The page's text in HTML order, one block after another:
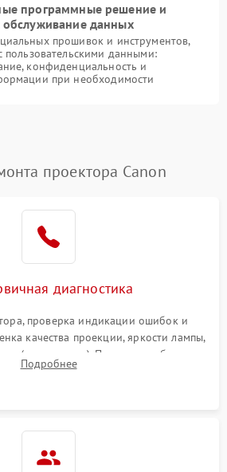
программные решение и
обслуживание данных
прошивок и инструментов,
пользовательскими данными:
конфиденциальность и
при необходимости
проектора Canon
диагностика
проверка индикации ошибок и
качества проекции, яркости лампы,
(точки, пятна). Проверка работы
по уровню шума вентиляторов.
Подробнее